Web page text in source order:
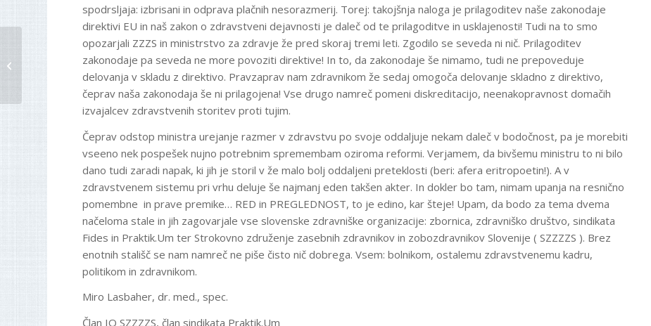
spodrsljaja: izbrisani in odprava plačnih nesorazmerij. Torej: takojšnja naloga je prilagoditev naše zakonodaje
direktivi EU in naš zakon o zdravstveni dejavnosti je daleč od te prilagoditve in usklajenosti! Tudi na to smo
opozarjali ZZZS in ministrstvo za zdravje že pred skoraj tremi leti. Zgodilo se seveda ni nič. Prilagoditev
zakonodaje pa seveda ne more povoziti direktive! In to, da zakonodaje še nimamo, tudi ne prepoveduje
delovanja v skladu z direktivo. Pravzaprav nam zdravnikom že sedaj omogoča delovanje skladno z direktivo,
čeprav naša zakonodaja še ni prilagojena! Vse drugo namreč pomeni diskreditacijo, neenakopravnost domačih
izvajalcev zdravstvenih storitev proti tujim.
Čeprav odstop ministra urejanje razmer v zdravstvu po svoje oddaljuje nekam daleč v bodočnost, pa je morebiti
vseeno nek pospešek nujno potrebnim spremembam oziroma reformi. Verjamem, da bivšemu ministru to ni bilo
dano tudi zaradi napak, ki jih je storil v že malo bolj oddaljeni preteklosti (beri: afera eritropoetin!). A v
zdravstvenem sistemu pri vrhu deluje še najmanj eden takšen akter. In dokler bo tam, nimam upanja na resnično
pomembne in prave premike… RED in PREGLEDNOST, to je edino, kar šteje! Upam, da bodo za tema dvema
načeloma stale in jih zagovarjale vse slovenske zdravniške organizacije: zbornica, zdravniško društvo, sindikata
Fides in Praktik.Um ter Strokovno združenje zasebnih zdravnikov in zobozdravnikov Slovenije ( SZZZZS ). Brez
enotnih stališč se nam namreč ne piše čisto nič dobrega. Vsem: bolnikom, ostalemu zdravstvenemu kadru,
politikom in zdravnikom.
Miro Lasbaher, dr. med., spec.
Član IO SZZZZS, član sindikata Praktik.Um
Poročilo nadzornega